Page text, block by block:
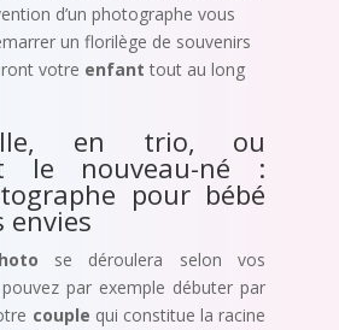
d’un photographe vous
un florilège de souvenirs
votre enfant tout au long
en trio, ou
le nouveau-né :
pour bébé
envies
se déroulera selon vos
par exemple débuter par
couple qui constitue la racine